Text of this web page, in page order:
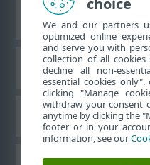
ESET
choice
We and our partners
optimized online
and serve you with
collection of all
decline all non-
essential cookies
clicking "Manage
withdraw your consent
anytime by clicking the
footer or in your
information, see our